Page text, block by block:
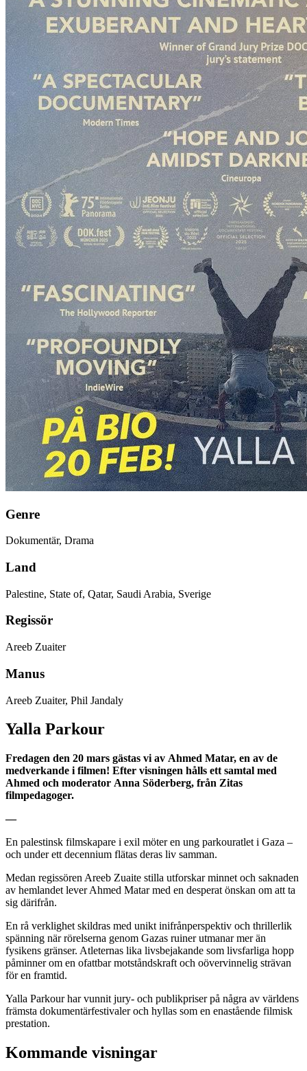
Genre
Dokumentär, Drama
Land
Palestine, State of, Qatar, Saudi Arabia, Sverige
Regissör
Areeb Zuaiter
Manus
Areeb Zuaiter, Phil Jandaly
Yalla Parkour
Fredagen den 20 mars gästas vi av Ahmed Matar, en av de
medverkande i filmen! Efter visningen hålls ett samtal med
Ahmed och moderator Anna Söderberg, från Zitas
filmpedagoger.
—
En palestinsk filmskapare i exil möter en ung parkouratlet i Gaza –
och under ett decennium flätas deras liv samman.
Medan regissören Areeb Zuaite stilla utforskar minnet och saknaden
av hemlandet lever Ahmed Matar med en desperat önskan om att ta
sig därifrån.
En rå verklighet skildras med unikt inifrånperspektiv och thrillerlik
spänning när rörelserna genom Gazas ruiner utmanar mer än
fysikens gränser. Atleternas lika livsbejakande som livsfarliga hopp
påminner om en ofattbar motståndskraft och oövervinnelig strävan
för en framtid.
Yalla Parkour har vunnit jury- och publikpriser på några av världens
främsta dokumentärfestivaler och hyllas som en enastående filmisk
prestation.
Kommande visningar